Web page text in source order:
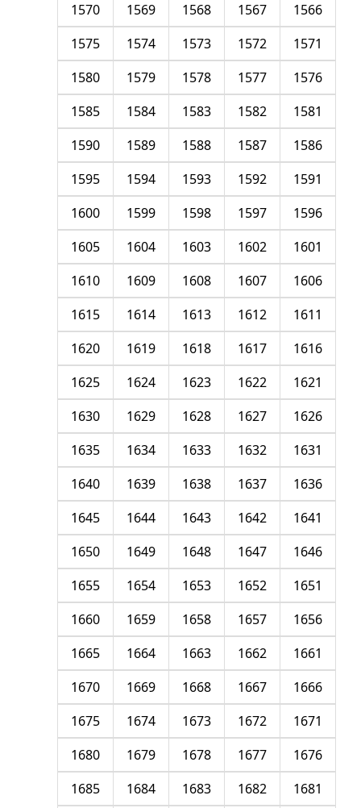
1566
1567
1568
1569
1570
1571
1572
1573
1574
1575
1576
1577
1578
1579
1580
1581
1582
1583
1584
1585
1586
1587
1588
1589
1590
1591
1592
1593
1594
1595
1596
1597
1598
1599
1600
1601
1602
1603
1604
1605
1606
1607
1608
1609
1610
1611
1612
1613
1614
1615
1616
1617
1618
1619
1620
1621
1622
1623
1624
1625
1626
1627
1628
1629
1630
1631
1632
1633
1634
1635
1636
1637
1638
1639
1640
1641
1642
1643
1644
1645
1646
1647
1648
1649
1650
1651
1652
1653
1654
1655
1656
1657
1658
1659
1660
1661
1662
1663
1664
1665
1666
1667
1668
1669
1670
1671
1672
1673
1674
1675
1676
1677
1678
1679
1680
1681
1682
1683
1684
1685